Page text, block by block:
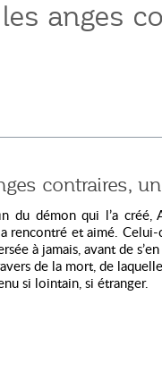
anges
contraires,
du démon qui l’a
rencontré et aimé.
à jamais, avant de
de la mort, de
si lointain, si étranger.